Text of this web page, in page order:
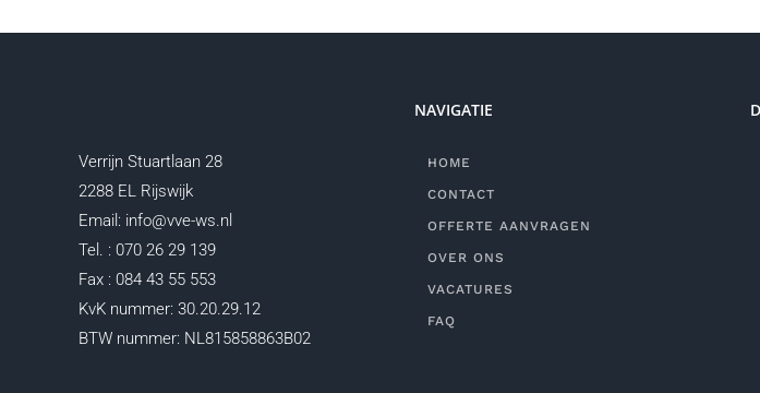
Verrijn Stuartlaan 28
2288 EL Rijswijk
Email: info@vve-ws.nl
Tel. : 070 26 29 139
Fax : 084 43 55 553
KvK nummer: 30.20.29.12
BTW nummer: NL815858863B02
NAVIGATIE
HOME
CONTACT
OFFERTE AANVRAGEN
OVER ONS
VACATURES
FAQ